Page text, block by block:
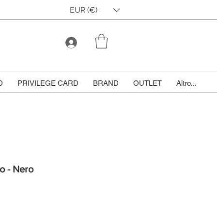
EUR (€)
PRIVILEGE CARD BRAND OUTLET Altro...
- Nero